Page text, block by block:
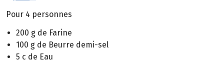
Pour 4 personnes
200 g de Farine
100 g de Beurre demi-sel
5 c de Eau